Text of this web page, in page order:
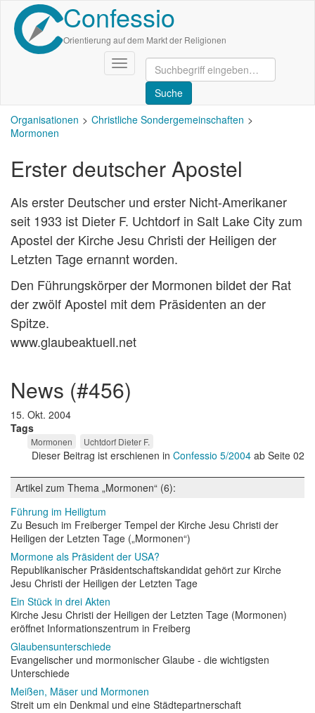
Direkt
zum
Inhalt
Confessio
Orientierung auf dem Markt der Religionen
Navigation
aktivieren/deaktivieren
Organisationen
Christliche Sondergemeinschaften
Mormonen
Erster deutscher Apostel
Als erster Deutscher und erster Nicht-Amerikaner
seit 1933 ist Dieter F. Uchtdorf in Salt Lake City zum
Apostel der Kirche Jesu Christi der Heiligen der
Letzten Tage ernannt worden.
Den Führungskörper der Mormonen bildet der Rat
der zwölf Apostel mit dem Präsidenten an der
Spitze.
www.glaubeaktuell.net
news (#456)
15. Okt. 2004
Tags
Mormonen Uchtdorf Dieter F.
Dieser Beitrag ist erschienen in Confessio 5/2004 ab Seite 02
Artikel zum Thema „Mormonen“ (6):
Führung im Heiligtum
Zu Besuch im Freiberger Tempel der Kirche Jesu Christi der
Heiligen der Letzten Tage („Mormonen“)
Mormone als Präsident der USA?
Republikanischer Präsidentschaftskandidat gehört zur Kirche
Jesu Christi der Heiligen der Letzten Tage
Ein Stück in drei Akten
Kirche Jesu Christi der Heiligen der Letzten Tage (Mormonen)
eröffnet Informationszentrum in Freiberg
Glaubensunterschiede
Evangelischer und mormonischer Glaube - die wichtigsten
Unterschiede
Meißen, Mäser und Mormonen
Streit um ein Denkmal und eine Städtepartnerschaft